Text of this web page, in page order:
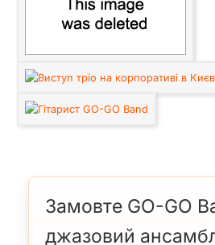
Замовте GO-GO
джазовий